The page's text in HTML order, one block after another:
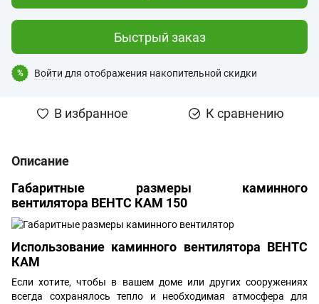
Быстрый заказ
% Войти для отображения накопительной скидки
В избранное К сравнению
Описание
Габаритные размеры каминного
вентилятора ВЕНТС КАМ 150
Использование каминного вентилятора ВЕНТС
КАМ
Если хотите, чтобы в вашем доме или других сооружениях
всегда сохранялось тепло и необходимая атмосфера для